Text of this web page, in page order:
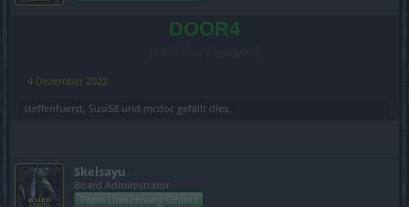
DOOR4
4 Dezember 2022
steffenfuerst, Susi58 und mcdoc gefällt dies.
Skelsayu
Board Administrator
Team Drakensang Online